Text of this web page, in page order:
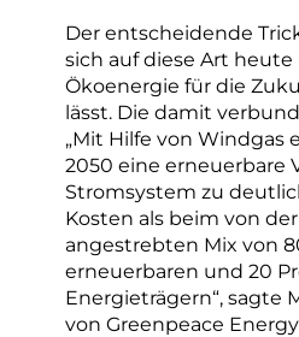
Der entscheidende
sich auf diese Art
Ökoenergie für die
lässt. Die damit
„Mit Hilfe von Windgas
2050 eine erneuerbare
Stromsystem zu
Kosten als beim von
angestrebten Mix von
erneuerbaren und 20
Energieträgern“, sagte
von Greenpeace